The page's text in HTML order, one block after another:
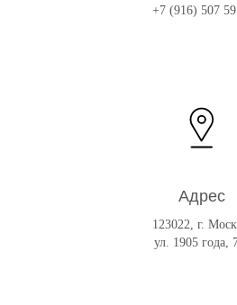
+7 (916) 507
Адрес
123022, г.
ул. 1905 года,